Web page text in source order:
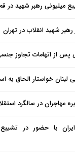
میلیونی رهبر شهید در
شهید انقلاب در تهران
پس از اتهامات تجاوز
خواستار الحاق به
مهاجران در سالگرد
با حضور در